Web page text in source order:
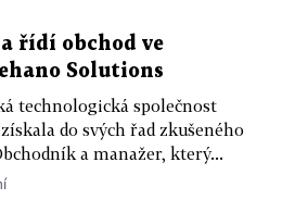
řídí obchod ve
Solutions
technologická společnost
do svých řad zkušeného
a manažer, který...